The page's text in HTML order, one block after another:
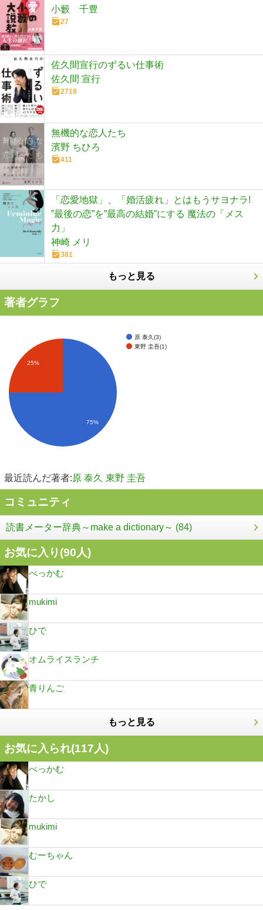
小籔 千豊
27
佐久間宣行のずるい仕事術
佐久間 宣行
2718
無機的な恋人たち
濱野 ちひろ
411
「恋愛地獄」、「婚活疲れ」とはもうサヨナラ!
”最後の恋”を”最高の結婚”にする 魔法の「メス
力」
神崎 メリ
381
もっと見る
著者グラフ
原 泰久(3)
東野 圭吾(1)
25%
75%
最近読んだ著者:原 泰久 東野 圭吾
コミュニティ
読書メーター辞典～make a dictionary～ (84)
お気に入り(90人)
べっかむ
mukimi
ひで
オムライスランチ
青りんご
もっと見る
お気に入られ(117人)
べっかむ
たかし
mukimi
むーちゃん
ひで